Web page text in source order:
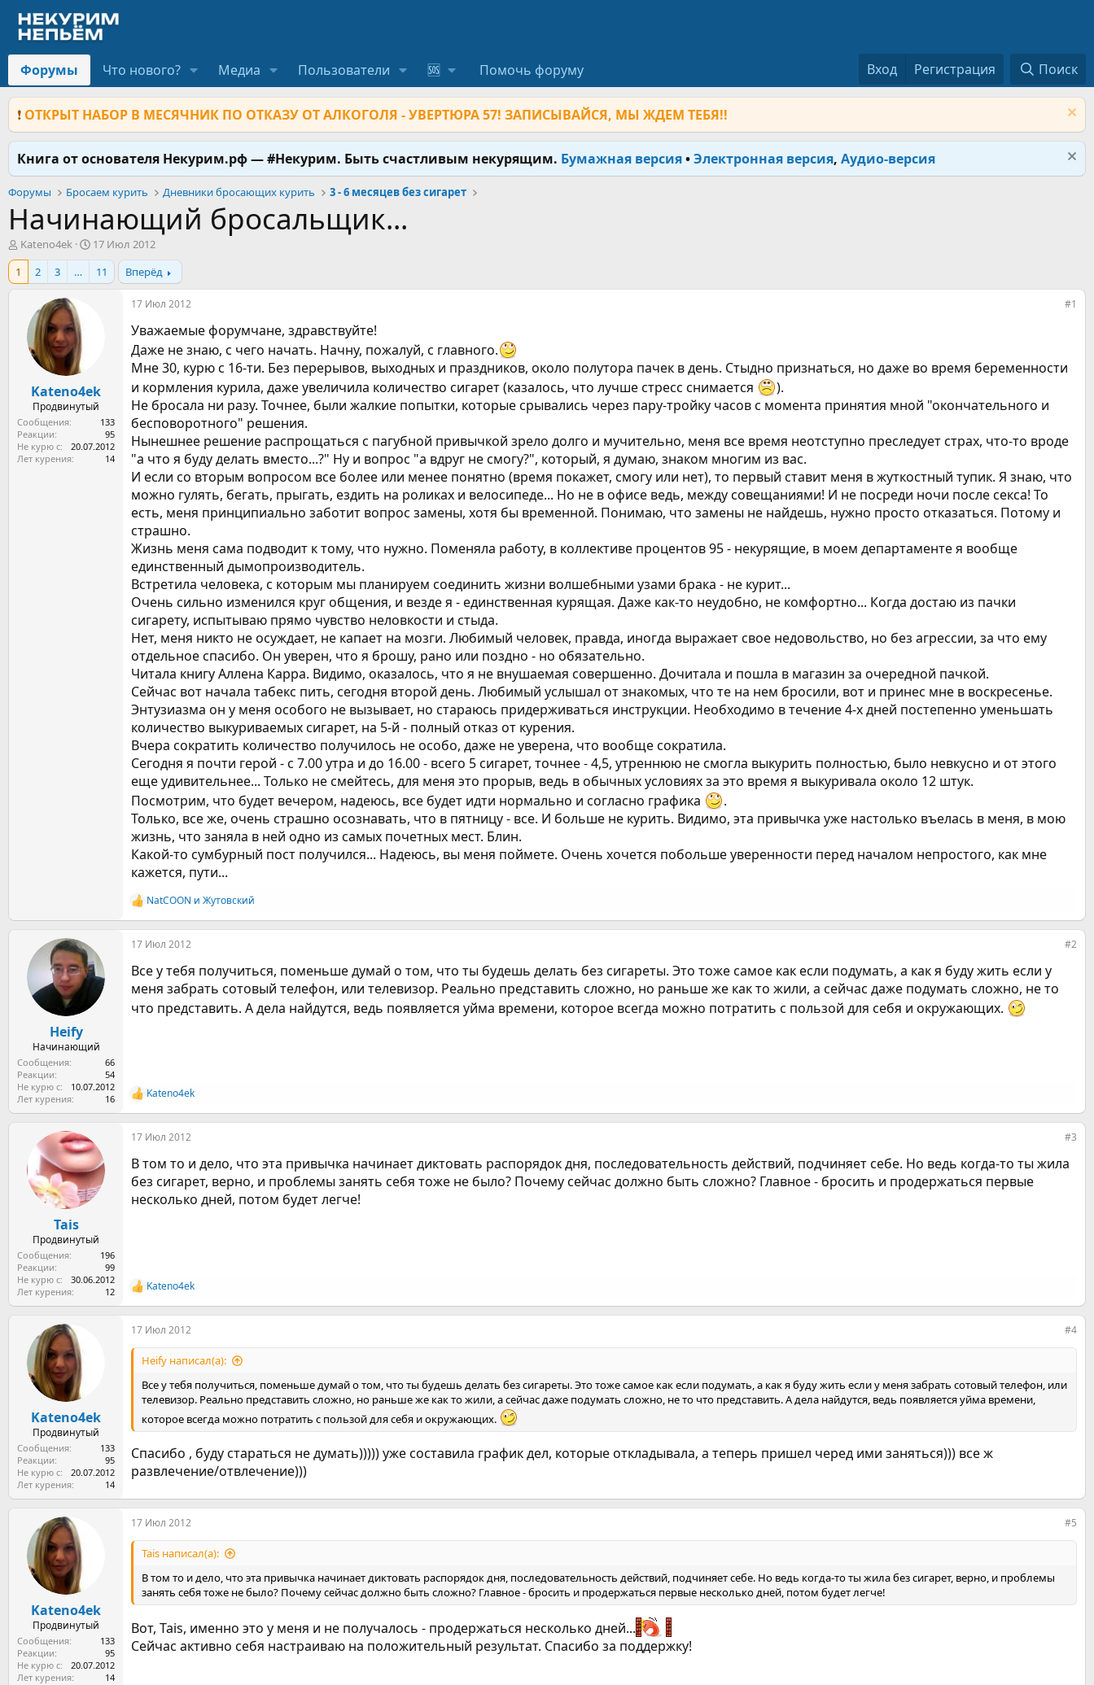
Форумы Что нового? Медиа Пользователи 🆘 Помочь форуму Вход Регистрация Поиск
❗ ОТКРЫТ НАБОР В МЕСЯЧНИК ПО ОТКАЗУ ОТ АЛКОГОЛЯ - УВЕРТЮРА 57! ЗАПИСЫВАЙСЯ, МЫ ЖДЕМ ТЕБЯ!!
Книга от основателя Некурим.рф — #Некурим. Быть счастливым некурящим. Бумажная версия•Электронная версия, Аудио-версия
Форумы Бросаем курить Дневники бросающих курить 3 - 6 месяцев без сигарет
Начинающий бросальщик...
А
в
о
м
Kateno4ek
Д
а
а
17 Июл 2012
1
2 3 … 11 Вперёд
Kateno4ek
Продвинутый
Сообщения
133
Реакции
95
Не курю с
20.07.2012
Лет курения
14
17 Июл 2012 #1
Уважаемые форумчане, здравствуйте!
Даже не знаю, с чего начать. Начну, пожалуй, с главного.
Мне 30, курю с 16-ти. Без перерывов, выходных и праздников, около полутора пачек в день. Стыдно признаться, но даже во время беременности
и кормления курила, даже увеличила количество сигарет (казалось, что лучше стресс снимается
).
Не бросала ни разу. Точнее, были жалкие попытки, которые срывались через пару-тройку часов с момента принятия мной "окончательного и
бесповоротного" решения.
Нынешнее решение распрощаться с пагубной привычкой зрело долго и мучительно, меня все время неотступно преследует страх, что-то вроде
"а что я буду делать вместо...?" Ну и вопрос "а вдруг не смогу?", который, я думаю, знаком многим из вас.
И если со вторым вопросом все более или менее понятно (время покажет, смогу или нет), то первый ставит меня в жуткостный тупик. Я знаю, что
можно гулять, бегать, прыгать, ездить на роликах и велосипеде... Но не в офисе ведь, между совещаниями! И не посреди ночи после секса! То
есть, меня принципиально заботит вопрос замены, хотя бы временной. Понимаю, что замены не найдешь, нужно просто отказаться. Потому и
страшно.
Жизнь меня сама подводит к тому, что нужно. Поменяла работу, в коллективе процентов 95 - некурящие, в моем департаменте я вообще
единственный дымопроизводитель.
Встретила человека, с которым мы планируем соединить жизни волшебными узами брака - не курит...
Очень сильно изменился круг общения, и везде я - единственная курящая. Даже как-то неудобно, не комфортно... Когда достаю из пачки
сигарету, испытываю прямо чувство неловкости и стыда.
Нет, меня никто не осуждает, не капает на мозги. Любимый человек, правда, иногда выражает свое недовольство, но без агрессии, за что ему
отдельное спасибо. Он уверен, что я брошу, рано или поздно - но обязательно.
Читала книгу Аллена Карра. Видимо, оказалось, что я не внушаемая совершенно. Дочитала и пошла в магазин за очередной пачкой.
Сейчас вот начала табекс пить, сегодня второй день. Любимый услышал от знакомых, что те на нем бросили, вот и принес мне в воскресенье.
Энтузиазма он у меня особого не вызывает, но стараюсь придерживаться инструкции. Необходимо в течение 4-х дней постепенно уменьшать
количество выкуриваемых сигарет, на 5-й - полный отказ от курения.
Вчера сократить количество получилось не особо, даже не уверена, что вообще сократила.
Сегодня я почти герой - с 7.00 утра и до 16.00 - всего 5 сигарет, точнее - 4,5, утреннюю не смогла выкурить полностью, было невкусно и от этого
еще удивительнее... Только не смейтесь, для меня это прорыв, ведь в обычных условиях за это время я выкуривала около 12 штук.
Посмотрим, что будет вечером, надеюсь, все будет идти нормально и согласно графика
.
Только, все же, очень страшно осознавать, что в пятницу - все. И больше не курить. Видимо, эта привычка уже настолько въелась в меня, в мою
жизнь, что заняла в ней одно из самых почетных мест. Блин.
Какой-то сумбурный пост получился... Надеюсь, вы меня поймете. Очень хочется побольше уверенности перед началом непростого, как мне
кажется, пути...
Р
е
а
к
и
и
:
NatCOON и Жутовский
Heify
Начинающий
Сообщения
66
Реакции
54
Не курю с
10.07.2012
Лет курения
16
17 Июл 2012 #2
Все у тебя получиться, поменьше думай о том, что ты будешь делать без сигареты. Это тоже самое как если подумать, а как я буду жить если у
меня забрать сотовый телефон, или телевизор. Реально представить сложно, но раньше же как то жили, а сейчас даже подумать сложно, не то
что представить. А дела найдутся, ведь появляется уйма времени, которое всегда можно потратить с пользой для себя и окружающих.
Р
е
а
к
и
и
:
Kateno4ek
Tais
Продвинутый
Сообщения
196
Реакции
99
Не курю с
30.06.2012
Лет курения
12
17 Июл 2012 #3
В том то и дело, что эта привычка начинает диктовать распорядок дня, последовательность действий, подчиняет себе. Но ведь когда-то ты жила
без сигарет, верно, и проблемы занять себя тоже не было? Почему сейчас должно быть сложно? Главное - бросить и продержаться первые
несколько дней, потом будет легче!
Р
е
а
к
Kateno4ek
Kateno4ek
Продвинутый
Сообщения
133
Реакции
95
Не курю с
20.07.2012
Лет курения
14
17 Июл 2012 #4
Heify написал(а):
Все у тебя получиться, поменьше думай о том, что ты будешь делать без сигареты. Это тоже самое как если подумать, а как я буду жить если у меня забрать сотовый телефон, или
телевизор. Реально представить сложно, но раньше же как то жили, а сейчас даже подумать сложно, не то что представить. А дела найдутся, ведь появляется уйма времени,
которое всегда можно потратить с пользой для себя и окружающих.
Спасибо , буду стараться не думать))))) уже составила график дел, которые откладывала, а теперь пришел черед ими заняться))) все ж
развлечение/отвлечение)))
Kateno4ek
Продвинутый
Сообщения
133
Реакции
95
Не курю с
20.07.2012
Лет курения
14
17 Июл 2012 #5
Tais написал(а):
В том то и дело, что эта привычка начинает диктовать распорядок дня, последовательность действий, подчиняет себе. Но ведь когда-то ты жила без сигарет, верно, и проблемы
занять себя тоже не было? Почему сейчас должно быть сложно? Главное - бросить и продержаться первые несколько дней, потом будет легче!
Вот, Tais, именно это у меня и не получалось - продержаться несколько дней...
Сейчас активно себя настраиваю на положительный результат. Спасибо за поддержку!